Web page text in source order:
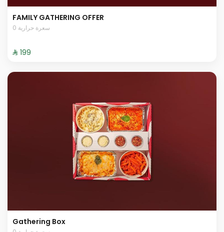
FAMILY GATHERING OFFER
0 سعرة حرارية
⁨⁦‪‬ 199⁩
Gathering Box